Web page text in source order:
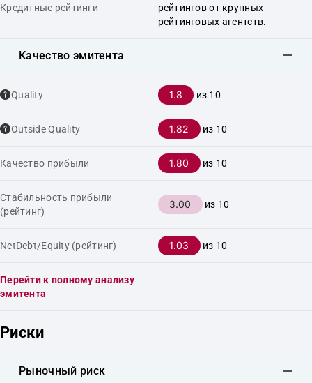
Кредитные рейтинги
рейтингов от крупных
рейтинговых агентств.
Качество эмитента
Quality 1.8 из 10
Outside Quality 1.82 из 10
Качество прибыли 1.80 из 10
Стабильность прибыли
(рейтинг)
3.00 из 10
NetDebt/Equity (рейтинг) 1.03 из 10
Перейти к полному анализу
эмитента
Риски
Рыночный риск